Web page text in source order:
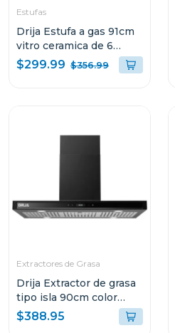
Estufas
Drija Estufa a gas 91cm
vitro ceramica de 6
quemadores toscana 91
$299.99 $356.99
Extractores de Grasa
Drija Extractor de grasa
tipo isla 90cm color
negro quadrato 90
$388.95